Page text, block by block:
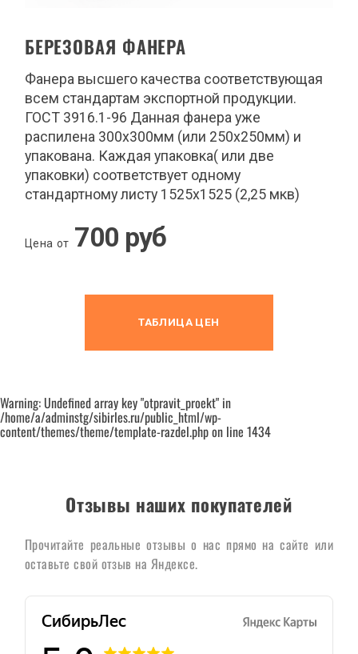
БЕРЕЗОВАЯ ФАНЕРА
Фанера высшего качества соответствующая
всем стандартам экспортной продукции.
ГОСТ 3916.1-96 Данная фанера уже
распилена 300х300мм (или 250х250мм) и
упакована. Каждая упаковка( или две
упаковки) соответствует одному
стандартному листу 1525х1525 (2,25 мкв)
Цена от 700 руб
ТАБЛИЦА ЦЕН
Warning: Undefined array key "otpravit_proekt" in
/home/a/adminstg/sibirles.ru/public_html/wp-
content/themes/theme/template-razdel.php on line 1434
Отзывы наших покупателей
Прочитайте реальные отзывы о нас прямо на сайте или
оставьте свой отзыв на Яндексе.